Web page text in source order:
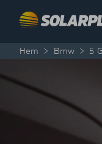
Hem > Bmw > 5